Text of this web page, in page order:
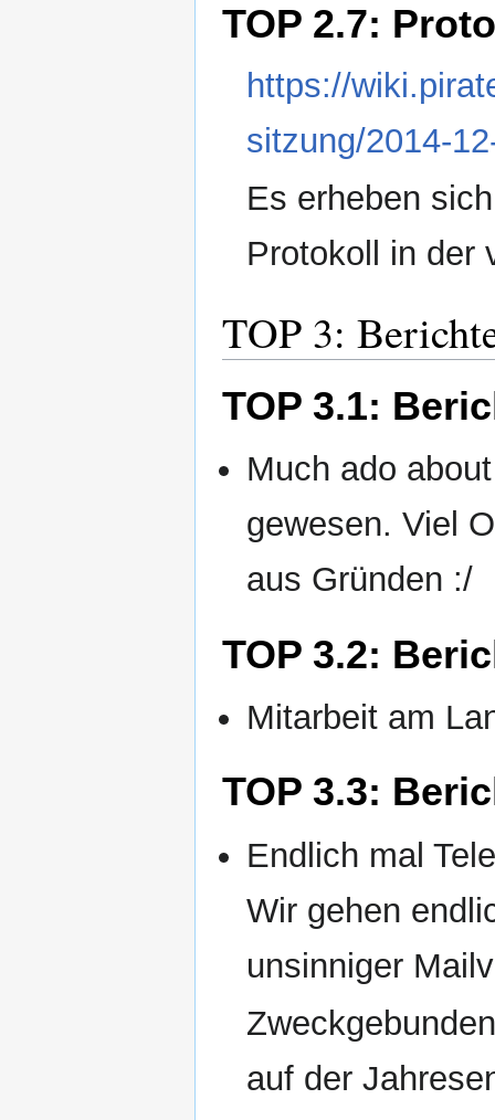
TOP 2.7:
https://
sitzung/2014-
Es erheben
Protokoll in der
TOP 3:
TOP 3.1:
Much ado
gewesen. Viel
aus Gründen :/
TOP 3.2:
Mitarbeit am
TOP 3.3:
Endlich mal
Wir gehen
unsinniger
auf der